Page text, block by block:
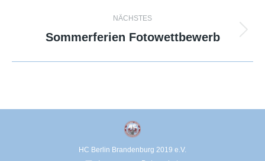
NÄCHSTES
Nächster
Sommerferien Fotowettbewerb
HC Berlin Brandenburg 2019 e.V.